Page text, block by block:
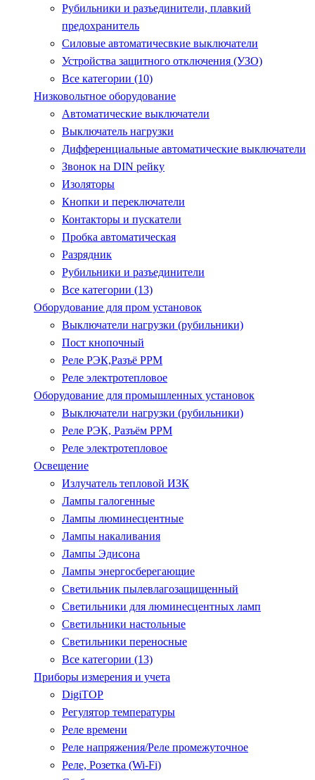
Рубильники и разъединители, плавкий
предохранитель
Силовые автоматичесвкие выключатели
Устройства защитного отключения (УЗО)
Все категории (10)
Низковольтное оборудование
Автоматические выключатели
Выключатель нагрузки
Дифференциальные автоматические выключатели
Звонок на DIN рейку
Изоляторы
Кнопки и переключатели
Контакторы и пускатели
Пробка автоматическая
Разрядник
Рубильники и разъединители
Все категории (13)
Оборудование для пром установок
Выключатели нагрузки (рубильники)
Пост кнопочный
Реле РЭК,Разъё РРМ
Реле электротепловое
Оборудование для промышленных установок
Выключатели нагрузки (рубильники)
Реле РЭК, Разъём РРМ
Реле электротепловое
Освещение
Излучатель тепловой ИЗК
Лампы галогенные
Лампы люминесцентные
Лампы накаливания
Лампы Эдисона
Лампы энергосберегающие
Светильник пылевлагозащищенный
Светильники для люминесцентных ламп
Светильники настольные
Светильники переносные
Все категории (13)
Приборы измерения и учета
DigiTOP
Регулятор температуры
Реле времени
Реле напряжения/Реле промежуточное
Реле, Розетка (Wi-Fi)